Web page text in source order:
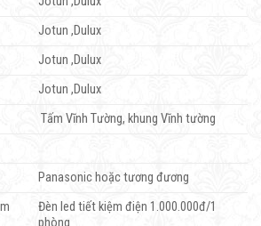
Jotun ,Dulux
Jotun ,Dulux
Jotun ,Dulux
Tấm Vĩnh Tường, khung Vĩnh tường
Panasonic hoặc tương đương
Đèn led tiết kiệm điện 1.000.000đ/1